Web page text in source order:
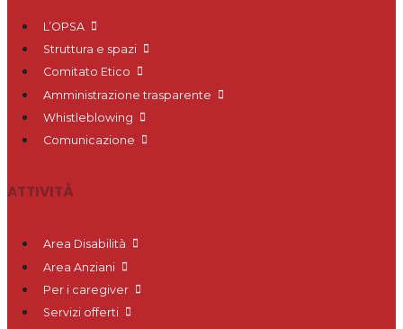
L’OPSA
Struttura e spazi
Comitato Etico
Amministrazione trasparente
Whistleblowing
Comunicazione
ATTIVITÀ
Area Disabilità
Area Anziani
Per i caregiver
Servizi offerti